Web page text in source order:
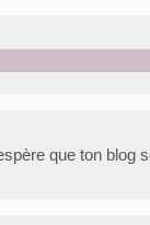
que ton blog